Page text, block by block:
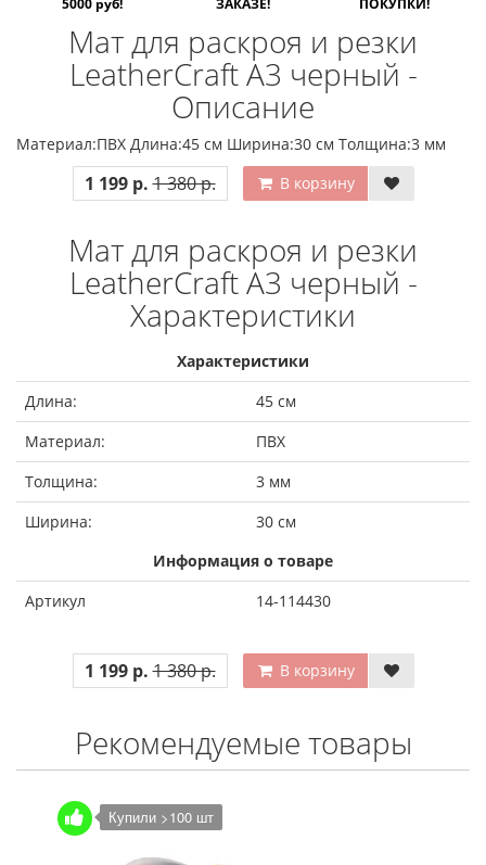
Мат для раскроя и резки
LeatherCraft А3 черный -
Описание
Материал:ПВХ Длина:45 см Ширина:30 см Толщина:3 мм
1 199 р. 1 380 р. В корзину
Мат для раскроя и резки
LeatherCraft А3 черный -
Характеристики
Характеристики
Длина:
45 см
Материал:
ПВХ
Толщина:
3 мм
Ширина:
30 см
Информация о товаре
Артикул
14-114430
1 199 р. 1 380 р. В корзину
Рекомендуемые товары